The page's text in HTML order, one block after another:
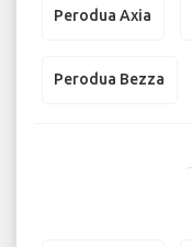
Perodua Axia
Perodua Bezza